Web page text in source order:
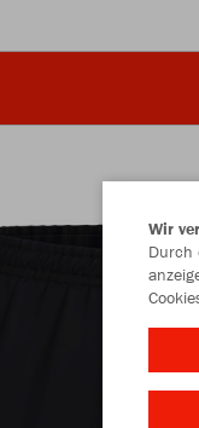
Wir
Durch